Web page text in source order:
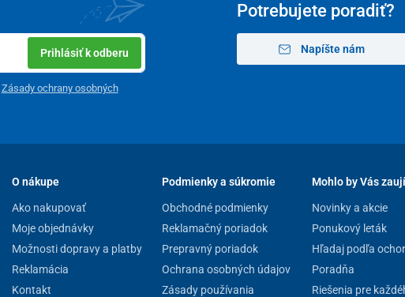
Potrebujete poradiť?
Napíšte nám
Prihlásiť k odberu
Zásady ochrany osobných
O nákupe
Ako nakupovať
Moje objednávky
Možnosti dopravy a platby
Reklamácia
Kontakt
Podmienky a súkromie
Obchodné podmienky
Reklamačný poriadok
Prepravný poriadok
Ochrana osobných údajov
Zásady používania
Mohlo by Vás
Novinky a akcie
Ponukový leták
Hľadaj podľa
Poradňa
Riešenia pre